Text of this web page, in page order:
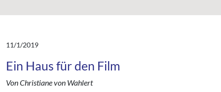
11/1/2019
Ein Haus für den Film
Von Christiane von Wahlert